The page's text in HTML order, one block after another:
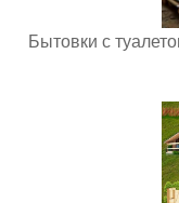
Бытовки с